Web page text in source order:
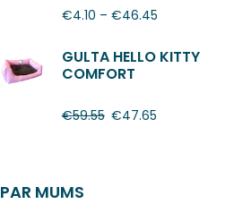
€4.10 – €46.45
GULTA HELLO KITTY
COMFORT
€59.55 €47.65
PAR MUMS